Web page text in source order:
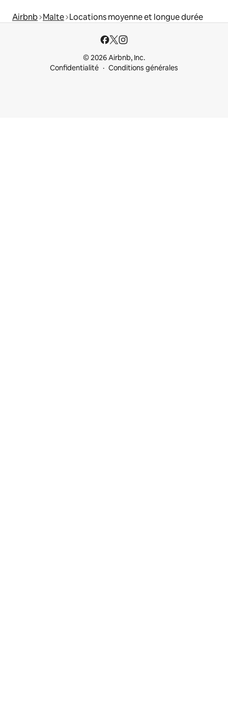
Airbnb Malte Locations moyenne et longue durée
© 2026 Airbnb, Inc.
Confidentialité
Conditions générales